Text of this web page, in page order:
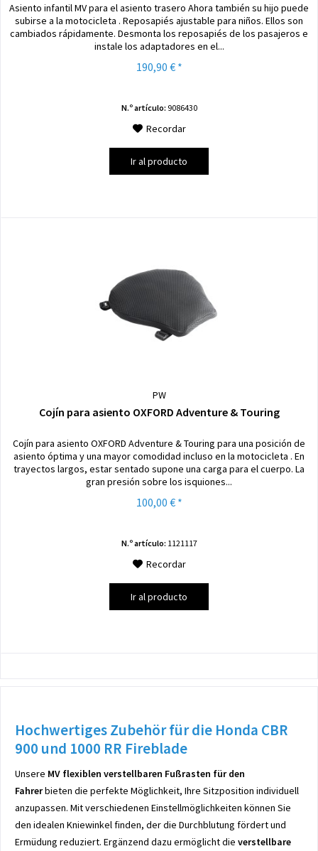
Asiento infantil MV para el asiento trasero Ahora también su hijo puede
subirse a la motocicleta . Reposapiés ajustable para niños. Ellos son
cambiados rápidamente. Desmonta los reposapiés de los pasajeros e
instale los adaptadores en el...
190,90 € *
N.º artículo: 9086430
Recordar
Ir al producto
PW
Cojín para asiento OXFORD Adventure & Touring
Cojín para asiento OXFORD Adventure & Touring para una posición de
asiento óptima y una mayor comodidad incluso en la motocicleta . En
trayectos largos, estar sentado supone una carga para el cuerpo. La
gran presión sobre los isquiones...
100,00 € *
N.º artículo: 1121117
Recordar
Ir al producto
Hochwertiges Zubehör für die Honda CBR
900 und 1000 RR Fireblade
Unsere MV flexiblen verstellbaren Fußrasten für den
Fahrerbieten die perfekte Möglichkeit, Ihre Sitzposition individuell
anzupassen. Mit verschiedenen Einstellmöglichkeiten können Sie
den idealen Kniewinkel finden, der die Durchblutung fördert und
Ermüdung reduziert. Ergänzend dazu ermöglicht die verstellbare